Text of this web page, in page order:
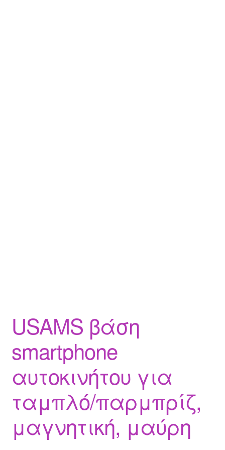
USAMS βάση
smartphone
αυτοκινήτου για
ταμπλό/παρμπρίζ,
μαγνητική, μαύρη